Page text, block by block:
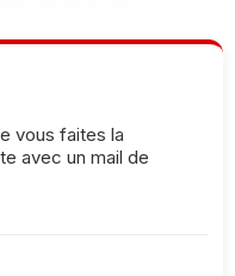
vous faites la
avec un mail de